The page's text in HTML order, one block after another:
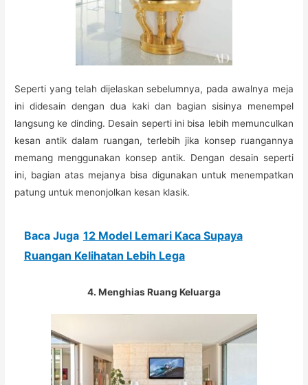
Seperti yang telah dijelaskan sebelumnya, pada awalnya meja
ini didesain dengan dua kaki dan bagian sisinya menempel
langsung ke dinding. Desain seperti ini bisa lebih memunculkan
kesan antik dalam ruangan, terlebih jika konsep ruangannya
memang menggunakan konsep antik. Dengan desain seperti
ini, bagian atas mejanya bisa digunakan untuk menempatkan
patung untuk menonjolkan kesan klasik.
Baca Juga 12 Model Lemari Kaca Supaya
Ruangan Kelihatan Lebih Lega
4. Menghias Ruang Keluarga